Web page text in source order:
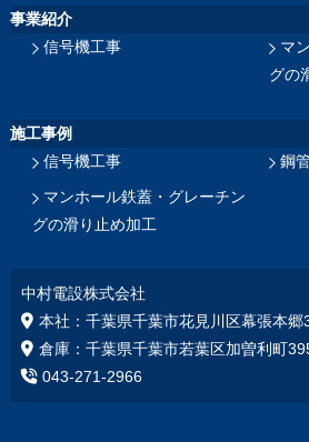
事業紹介
信号機工事
マ
グの
施工事例
信号機工事
鋼
マンホール鉄蓋・グレーチン
グの滑り止め加工
中村電設株式会社
本社：千葉県千葉市花見川区幕張本郷
倉庫：千葉県千葉市若葉区加曽利町
043-271-2966